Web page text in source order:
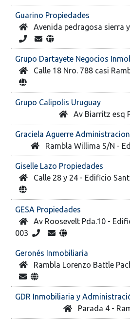
Guarino Propiedades
Avenida pedragosa sierra
Grupo Dartayete Negocios
Calle 18 Nro. 788 casi
Grupo Calipolis Uruguay
Av Biarritz esq
Graciela Aguerre
Rambla Willima S/N -
Giselle Lazo Propiedades
Calle 28 y 24 - Edificio
GESA Propiedades
Av Roosevelt Pda.10 -
003
Geronés Inmobiliaria
Rambla Lorenzo Battle
GDR Inmobiliaria y
Parada 4 -